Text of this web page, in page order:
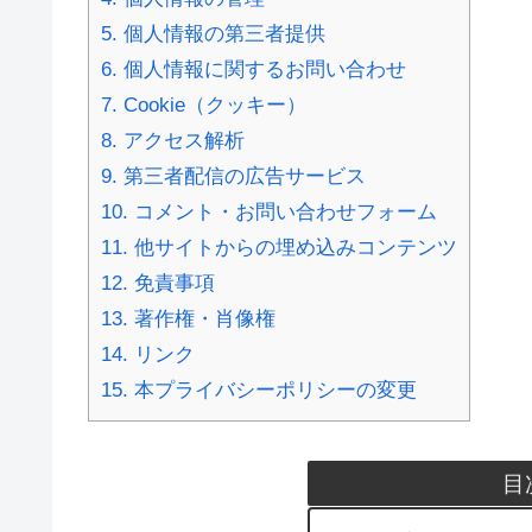
5. 個人情報の第三者提供
6. 個人情報に関するお問い合わせ
7. Cookie（クッキー）
8. アクセス解析
9. 第三者配信の広告サービス
10. コメント・お問い合わせフォーム
11. 他サイトからの埋め込みコンテンツ
12. 免責事項
13. 著作権・肖像権
14. リンク
15. 本プライバシーポリシーの変更
目